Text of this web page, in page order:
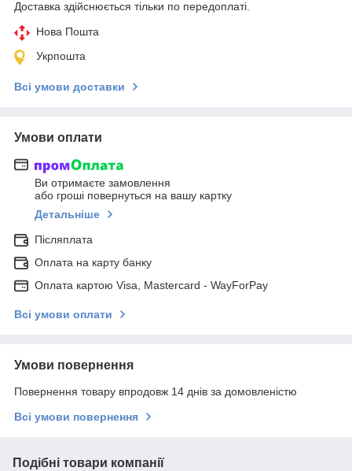
Доставка здійснюється тільки по передоплаті.
Нова Пошта
Укрпошта
Всі умови доставки
Умови оплати
Ви отримаєте замовлення
або гроші повернуться на вашу картку
Детальніше
Післяплата
Оплата на карту банку
Оплата картою Visa, Mastercard - WayForPay
Всі умови оплати
Умови повернення
Повернення товару впродовж 14 днів за домовленістю
Всі умови повернення
Подібні товари компанії